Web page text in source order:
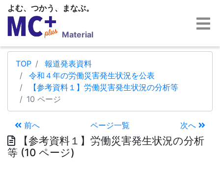
よむ、つかう、まなぶ。
Material
TOP
報道発表資料
令和４年の労働災害発生状況を公表
【参考資料１】労働災害発生状況の分析等
10 ページ
前へ ページ一覧 次へ
【参考資料１】労働災害発生状況の分析
等 (10 ページ)